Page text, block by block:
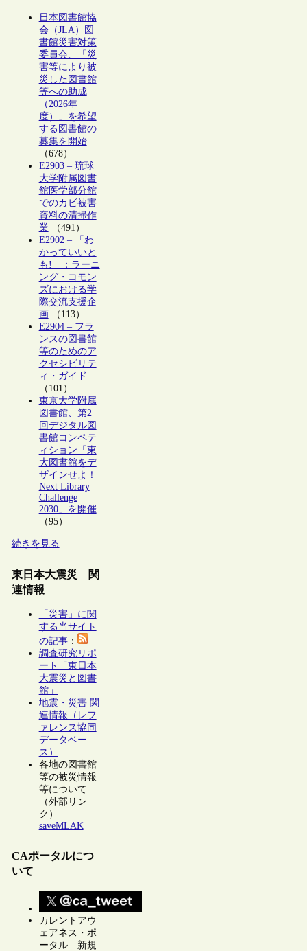
日本図書館協
会（JLA）図
書館災害対策
委員会、「災
害等により被
災した図書館
等への助成
（2026年
度）」を希望
する図書館の
募集を開始
（678）
E2903 – 琉球
大学附属図書
館医学部分館
でのカビ被害
資料の清掃作
業（491）
E2902 – 「わ
かっていいと
も!」：ラーニ
ング・コモン
ズにおける学
際交流支援企
画（113）
E2904 – フラ
ンスの図書館
等のためのア
クセシビリテ
ィ・ガイド
（101）
東京大学附属
図書館、第2
回デジタル図
書館コンペテ
ィション「東
大図書館をデ
ザインせよ！
Next Library
Challenge
2030」を開催
（95）
続きを見る
東日本大震災 関
連情報
「災害」に関
する当サイト
の記事：
調査研究リポ
ート「東日本
大震災と図書
館」
地震・災害 関
連情報（レフ
ァレンス協同
データベー
ス）
各地の図書館
等の被災情報
等について
（外部リン
ク）
saveMLAK
CAポータルにつ
いて
カレントアウ
ェアネス・ポ
ータル 新規